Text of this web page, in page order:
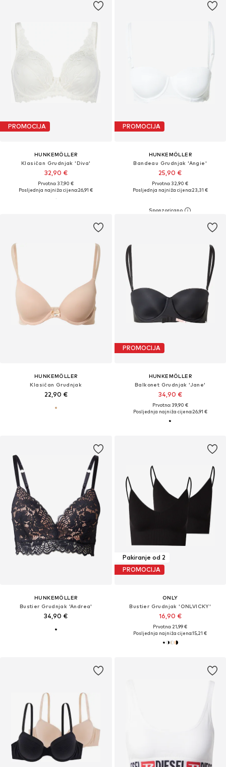
PROMOCIJA
HUNKEMÖLLER
Klasičan Grudnjak 'Diva'
32,90 €
Prvotno: 37,90 €
Posljednja najniža cijena:26,91 €
PROMOCIJA
HUNKEMÖLLER
Bandeau Grudnjak 'Angie'
25,90 €
Prvotno: 32,90 €
Posljednja najniža cijena:23,31 €
HUNKEMÖLLER
Klasičan Grudnjak
22,90 €
PROMOCIJA
HUNKEMÖLLER
Balkonet Grudnjak 'Jane'
34,90 €
Prvotno: 39,90 €
Posljednja najniža cijena:26,91 €
HUNKEMÖLLER
Bustier Grudnjak 'Andrea'
34,90 €
Pakiranje od 2
PROMOCIJA
ONLY
Bustier Grudnjak 'ONLVICKY'
16,90 €
Prvotno: 21,99 €
Posljednja najniža cijena:15,21 €